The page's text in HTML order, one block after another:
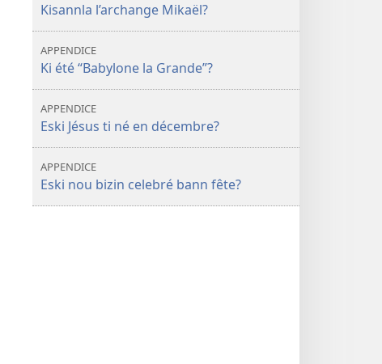
Kisannla l’archange Mikaël?
APPENDICE
Ki été “Babylone la Grande”?
APPENDICE
Eski Jésus ti né en décembre?
APPENDICE
Eski nou bizin celebré bann fête?